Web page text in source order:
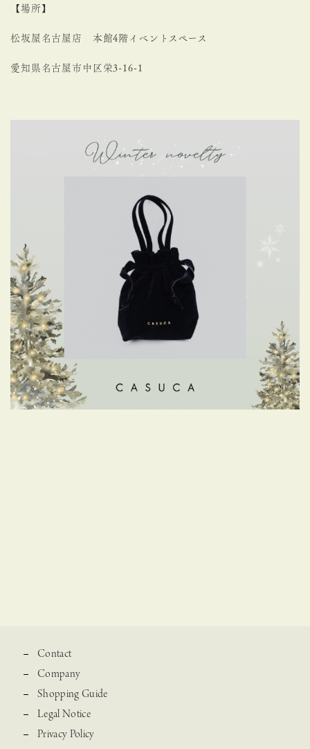
【場所】
松坂屋名古屋店 本館4階イベントスペース
愛知県名古屋市中区栄3-16-1
Contact
Company
Shopping Guide
Legal Notice
Privacy Policy